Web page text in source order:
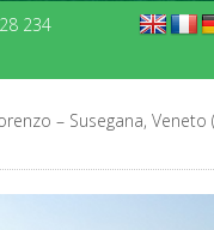
234
– Susegana, Veneto